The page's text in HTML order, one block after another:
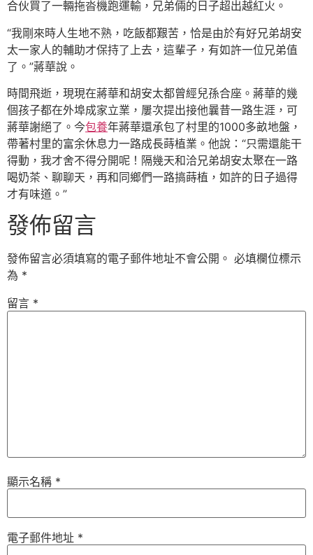
合伙買了一輛拖沓機跑運輸，兄弟倆的日子超出越紅火。
“我剛來時人生地不熟，吃飯都艱苦，恰是由於有好兄弟胡安
太一家人的輔助才保持了上去，這輩子，有如許一位兄弟值
了。”蔣華說。
時間飛逝，現現在蔣華和胡安太都曾經兒孫合座。蔣華的幾
個孩子都在外埠成家立業，屢次提出接他曩昔一路生涯，可
蔣華謝絕了。今包養年蔣華還承包了村里的1000多畝地盤，
帶著村里的富余休息力一路成長蒔植業。他說：“只需還能干
得動，我才舍不得分開呢！隔幾天和洽兄弟胡安太聚在一路
喝奶茶、聊聊天，再和同鄉們一路搞蒔植，如許的日子過得
才有味道。”
發佈留言
發佈留言必須填寫的電子郵件地址不會公開。 必填欄位標示
為 *
留言 *
顯示名稱 *
電子郵件地址 *